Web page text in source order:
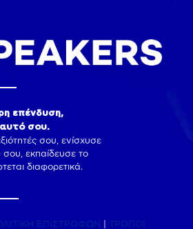
επένδυση,
σου.
σου, ενίσχυσε
σου, εκπαίδευσε το
διαφορετικά.
ΕΠΙΣΤΡΟΦΩΝ
ΤΡΟΠΟΙ